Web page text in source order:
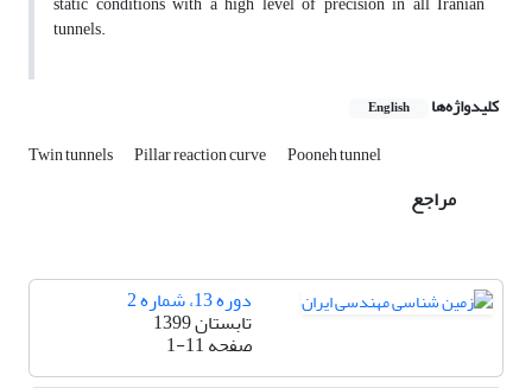
tunnels.
کلیدواژه‌ها English
Twin tunnels Pillar reaction curve Pooneh tunnel
مراجع
دوره 13، شماره 2
تابستان 1399
صفحه1-11